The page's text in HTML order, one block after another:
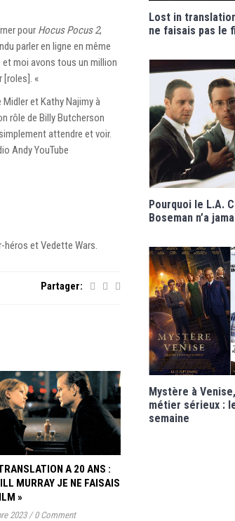
pour Hocus Pocus 2,
parler en ligne en même
et moi avons tous un million
[roles]. «
et Kathy Najimy à
rôle de Billy Butcherson
attendre et voir.
Andy YouTube
et Vedette Wars.
Partager:
A 20 ANS :
MURRAY JE NE FAISAIS
»
2023 / 0 Comment
Lost in
ne faisais pas le
Pourquoi le L.A.
Boseman n’a
Mystère à
métier sérieux :
semaine